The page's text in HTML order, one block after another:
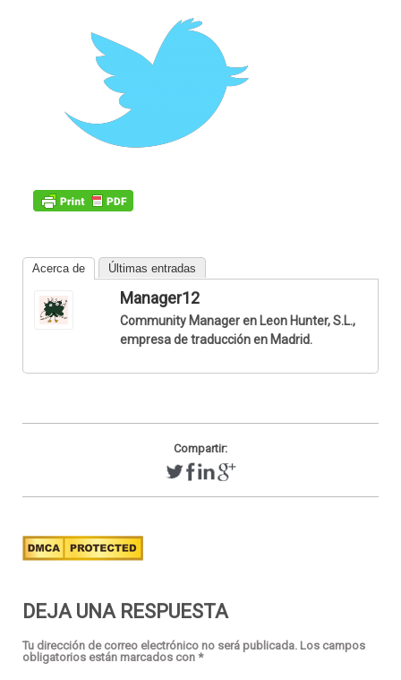
Acerca de Últimas entradas
Manager12
Community Manager en Leon Hunter, S.L.,
empresa de traducción en Madrid.
Compartir:
DEJA UNA RESPUESTA
Tu dirección de correo electrónico no será publicada. Los campos
obligatorios están marcados con *